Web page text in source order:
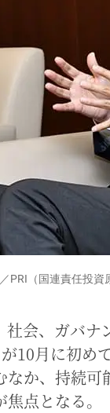
PRI（国連責任投資
社会、ガバ
10月に初め
なか、持続
点となる。